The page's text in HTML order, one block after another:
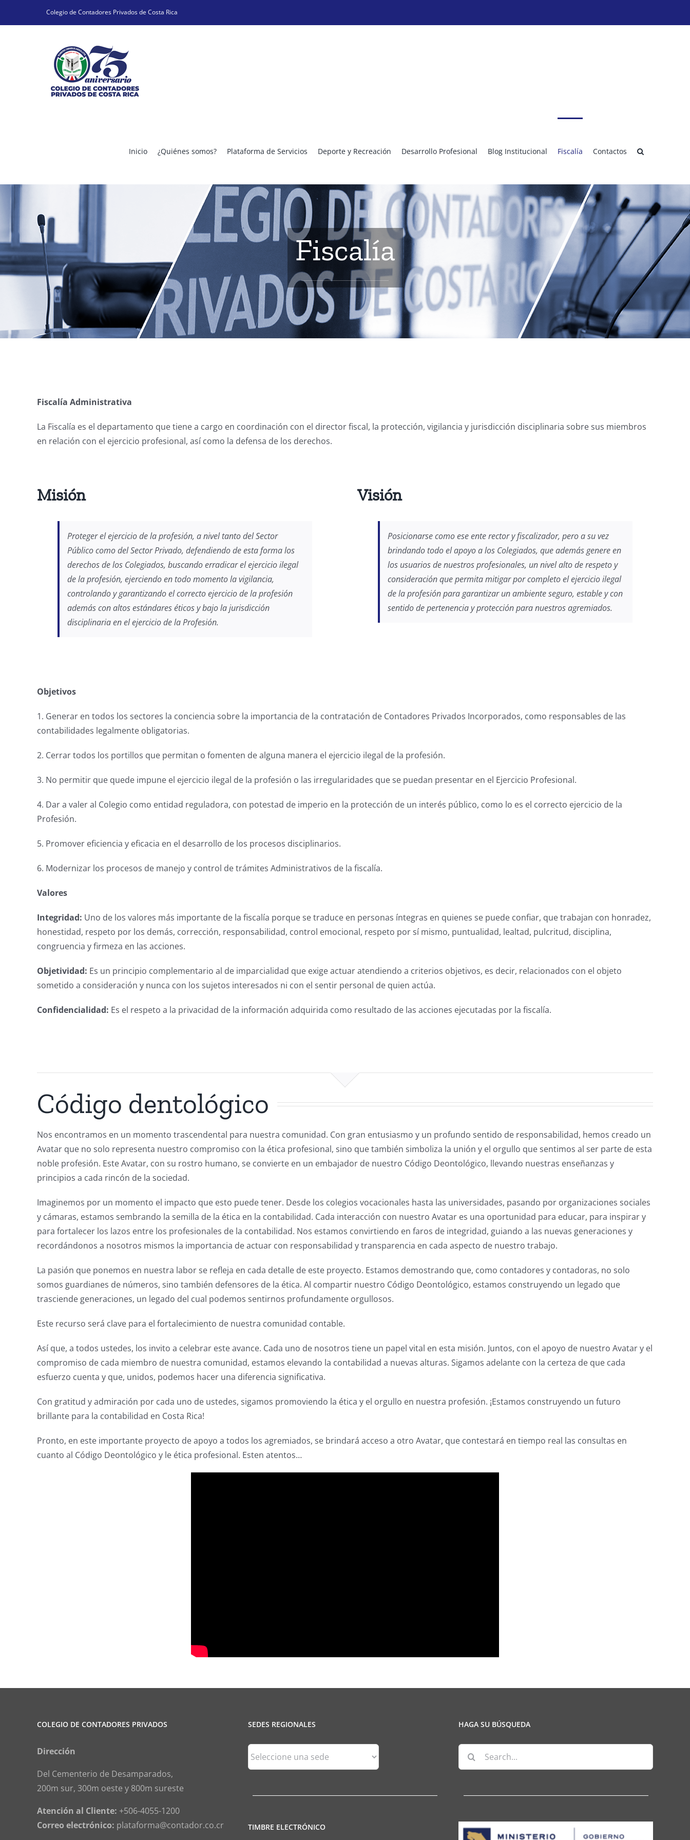
Colegio de Contadores Privados de Costa Rica
Inicio ¿Quiénes somos? Plataforma de Servicios Deporte y Recreación Desarrollo Profesional Blog Institucional Fiscalía Contactos
Fiscalía
Fiscalía Administrativa
La Fiscalía es el departamento que tiene a cargo en coordinación con el director fiscal, la protección, vigilancia y jurisdicción disciplinaria sobre sus miembros
en relación con el ejercicio profesional, así como la defensa de los derechos.
Misión
Proteger el ejercicio de la profesión, a nivel tanto del Sector
Público como del Sector Privado, defendiendo de esta forma los
derechos de los Colegiados, buscando erradicar el ejercicio ilegal
de la profesión, ejerciendo en todo momento la vigilancia,
controlando y garantizando el correcto ejercicio de la profesión
además con altos estándares éticos y bajo la jurisdicción
disciplinaria en el ejercicio de la Profesión.
Visión
Posicionarse como ese ente rector y fiscalizador, pero a su vez
brindando todo el apoyo a los Colegiados, que además genere en
los usuarios de nuestros profesionales, un nivel alto de respeto y
consideración que permita mitigar por completo el ejercicio ilegal
de la profesión para garantizar un ambiente seguro, estable y con
sentido de pertenencia y protección para nuestros agremiados.
Objetivos
1. Generar en todos los sectores la conciencia sobre la importancia de la contratación de Contadores Privados Incorporados, como responsables de las
contabilidades legalmente obligatorias.
2. Cerrar todos los portillos que permitan o fomenten de alguna manera el ejercicio ilegal de la profesión.
3. No permitir que quede impune el ejercicio ilegal de la profesión o las irregularidades que se puedan presentar en el Ejercicio Profesional.
4. Dar a valer al Colegio como entidad reguladora, con potestad de imperio en la protección de un interés público, como lo es el correcto ejercicio de la
Profesión.
5. Promover eficiencia y eficacia en el desarrollo de los procesos disciplinarios.
6. Modernizar los procesos de manejo y control de trámites Administrativos de la fiscalía.
Valores
Integridad: Uno de los valores más importante de la fiscalía porque se traduce en personas íntegras en quienes se puede confiar, que trabajan con honradez,
honestidad, respeto por los demás, corrección, responsabilidad, control emocional, respeto por sí mismo, puntualidad, lealtad, pulcritud, disciplina,
congruencia y firmeza en las acciones.
Objetividad: Es un principio complementario al de imparcialidad que exige actuar atendiendo a criterios objetivos, es decir, relacionados con el objeto
sometido a consideración y nunca con los sujetos interesados ni con el sentir personal de quien actúa.
Confidencialidad: Es el respeto a la privacidad de la información adquirida como resultado de las acciones ejecutadas por la fiscalía.
Código dentológico
Nos encontramos en un momento trascendental para nuestra comunidad. Con gran entusiasmo y un profundo sentido de responsabilidad, hemos creado un
Avatar que no solo representa nuestro compromiso con la ética profesional, sino que también simboliza la unión y el orgullo que sentimos al ser parte de esta
noble profesión. Este Avatar, con su rostro humano, se convierte en un embajador de nuestro Código Deontológico, llevando nuestras enseñanzas y
principios a cada rincón de la sociedad.
Imaginemos por un momento el impacto que esto puede tener. Desde los colegios vocacionales hasta las universidades, pasando por organizaciones sociales
y cámaras, estamos sembrando la semilla de la ética en la contabilidad. Cada interacción con nuestro Avatar es una oportunidad para educar, para inspirar y
para fortalecer los lazos entre los profesionales de la contabilidad. Nos estamos convirtiendo en faros de integridad, guiando a las nuevas generaciones y
recordándonos a nosotros mismos la importancia de actuar con responsabilidad y transparencia en cada aspecto de nuestro trabajo.
La pasión que ponemos en nuestra labor se refleja en cada detalle de este proyecto. Estamos demostrando que, como contadores y contadoras, no solo
somos guardianes de números, sino también defensores de la ética. Al compartir nuestro Código Deontológico, estamos construyendo un legado que
trasciende generaciones, un legado del cual podemos sentirnos profundamente orgullosos.
Este recurso será clave para el fortalecimiento de nuestra comunidad contable.
Así que, a todos ustedes, los invito a celebrar este avance. Cada uno de nosotros tiene un papel vital en esta misión. Juntos, con el apoyo de nuestro Avatar y el
compromiso de cada miembro de nuestra comunidad, estamos elevando la contabilidad a nuevas alturas. Sigamos adelante con la certeza de que cada
esfuerzo cuenta y que, unidos, podemos hacer una diferencia significativa.
Con gratitud y admiración por cada uno de ustedes, sigamos promoviendo la ética y el orgullo en nuestra profesión. ¡Estamos construyendo un futuro
brillante para la contabilidad en Costa Rica!
Pronto, en este importante proyecto de apoyo a todos los agremiados, se brindará acceso a otro Avatar, que contestará en tiempo real las consultas en
cuanto al Código Deontológico y le ética profesional. Esten atentos…
COLEGIO DE CONTADORES PRIVADOS
Dirección
Del Cementerio de Desamparados,
200m sur, 300m oeste y 800m sureste
Atención al Cliente: +506-4055-1200
Correo electrónico: plataforma@contador.co.cr
SEDES REGIONALES
Sedes
Regionales
TIMBRE ELECTRÓNICO
HAGA SU BÚSQUEDA
Search
for: